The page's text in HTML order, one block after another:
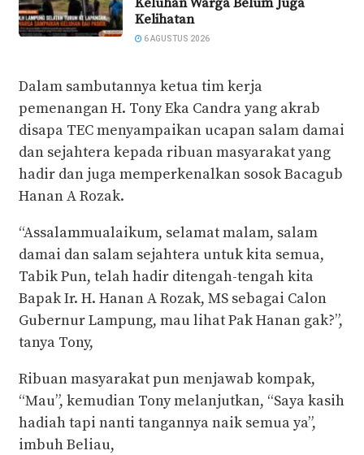
Kelihatan
6 AGUSTUS 2026
Dalam sambutannya ketua tim kerja
pemenangan H. Tony Eka Candra yang akrab
disapa TEC menyampaikan ucapan salam damai
dan sejahtera kepada ribuan masyarakat yang
hadir dan juga memperkenalkan sosok Bacagub
Hanan A Rozak.
“Assalammualaikum, selamat malam, salam
damai dan salam sejahtera untuk kita semua,
Tabik Pun, telah hadir ditengah-tengah kita
Bapak Ir. H. Hanan A Rozak, MS sebagai Calon
Gubernur Lampung, mau lihat Pak Hanan gak?”,
tanya Tony,
Ribuan masyarakat pun menjawab kompak,
“Mau”, kemudian Tony melanjutkan, “Saya kasih
hadiah tapi nanti tangannya naik semua ya”,
imbuh Beliau,